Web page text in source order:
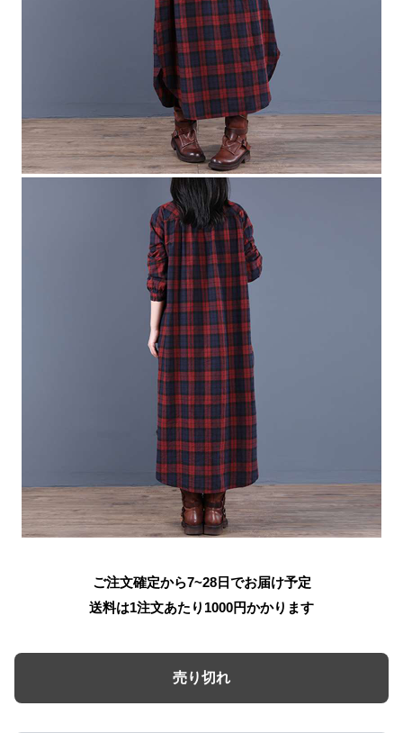
ご注文確定から7~28日でお届け予定
送料は1注文あたり 1000円かかります
売り切れ